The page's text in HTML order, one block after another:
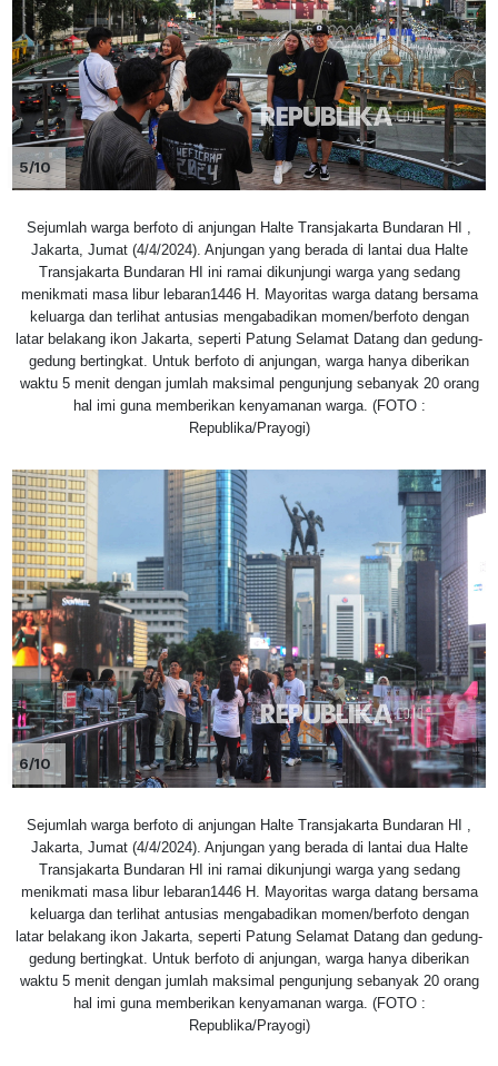
5/10
Sejumlah warga berfoto di anjungan Halte Transjakarta Bundaran HI ,
Jakarta, Jumat (4/4/2024). Anjungan yang berada di lantai dua Halte
Transjakarta Bundaran HI ini ramai dikunjungi warga yang sedang
menikmati masa libur lebaran1446 H. Mayoritas warga datang bersama
keluarga dan terlihat antusias mengabadikan momen/berfoto dengan
latar belakang ikon Jakarta, seperti Patung Selamat Datang dan gedung-
gedung bertingkat. Untuk berfoto di anjungan, warga hanya diberikan
waktu 5 menit dengan jumlah maksimal pengunjung sebanyak 20 orang
hal imi guna memberikan kenyamanan warga. (FOTO :
Republika/Prayogi)
6/10
Sejumlah warga berfoto di anjungan Halte Transjakarta Bundaran HI ,
Jakarta, Jumat (4/4/2024). Anjungan yang berada di lantai dua Halte
Transjakarta Bundaran HI ini ramai dikunjungi warga yang sedang
menikmati masa libur lebaran1446 H. Mayoritas warga datang bersama
keluarga dan terlihat antusias mengabadikan momen/berfoto dengan
latar belakang ikon Jakarta, seperti Patung Selamat Datang dan gedung-
gedung bertingkat. Untuk berfoto di anjungan, warga hanya diberikan
waktu 5 menit dengan jumlah maksimal pengunjung sebanyak 20 orang
hal imi guna memberikan kenyamanan warga. (FOTO :
Republika/Prayogi)